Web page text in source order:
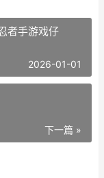
者手游戏仔
2026-01-01
下一篇 »